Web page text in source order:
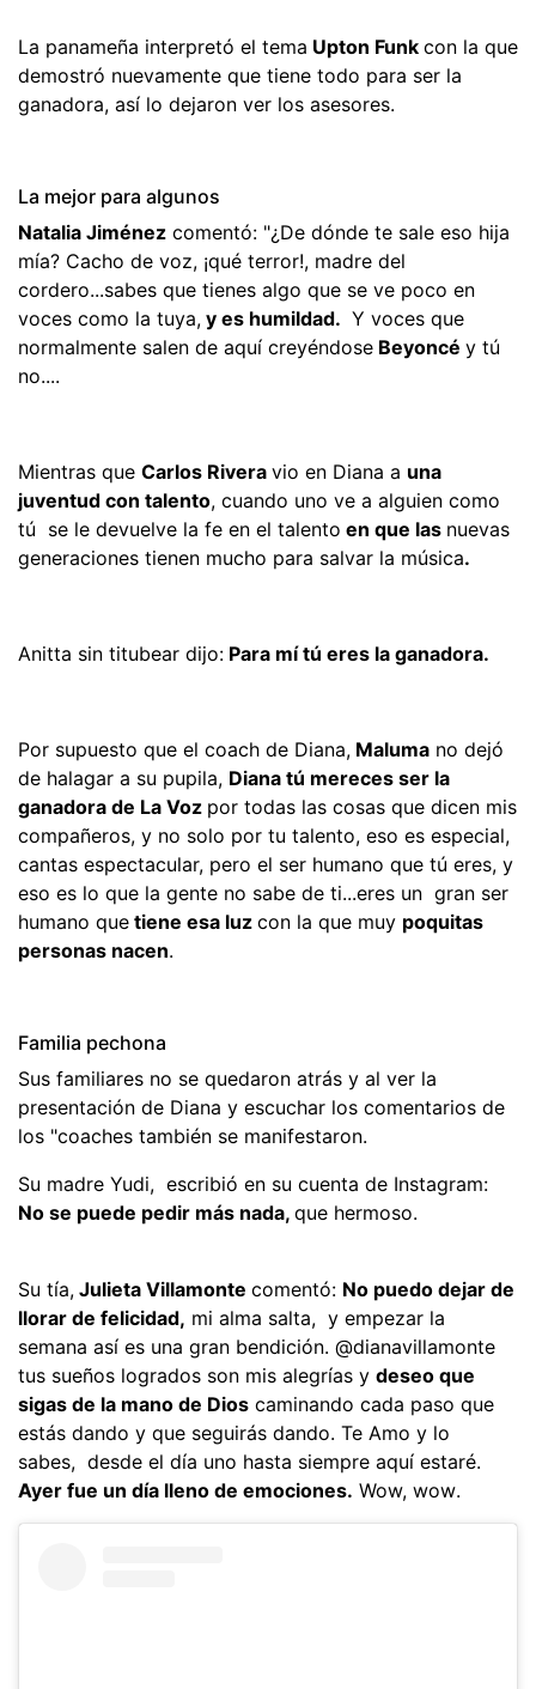
La panameña interpretó el tema Upton Funk con la que
demostró nuevamente que tiene todo para ser la
ganadora, así lo dejaron ver los asesores.
La mejor para algunos
Natalia Jiménez comentó: "¿De dónde te sale eso hija
mía? Cacho de voz, ¡qué terror!, madre del
cordero...sabes que tienes algo que se ve poco en
voces como la tuya, y es humildad. Y voces que
normalmente salen de aquí creyéndose Beyoncé y tú
no....
Mientras que Carlos Rivera vio en Diana a una
juventud con talento, cuando uno ve a alguien como
tú se le devuelve la fe en el talento en que las nuevas
generaciones tienen mucho para salvar la música.
Anitta sin titubear dijo: Para mí tú eres la ganadora.
Por supuesto que el coach de Diana, Maluma no dejó
de halagar a su pupila, Diana tú mereces ser la
ganadora de La Voz por todas las cosas que dicen mis
compañeros, y no solo por tu talento, eso es especial,
cantas espectacular, pero el ser humano que tú eres, y
eso es lo que la gente no sabe de ti...eres un gran ser
humano que tiene esa luz con la que muy poquitas
personas nacen.
Familia pechona
Sus familiares no se quedaron atrás y al ver la
presentación de Diana y escuchar los comentarios de
los "coaches también se manifestaron.
Su madre Yudi, escribió en su cuenta de Instagram:
No se puede pedir más nada, que hermoso.
Su tía, Julieta Villamonte comentó:  No puedo dejar de
llorar de felicidad, mi alma salta, y empezar la
semana así es una gran bendición. @dianavillamonte
tus sueños logrados son mis alegrías y deseo que
sigas de la mano de Dios caminando cada paso que
estás dando y que seguirás dando. Te Amo y lo
sabes, desde el día uno hasta siempre aquí estaré.
Ayer fue un día lleno de emociones. Wow, wow.